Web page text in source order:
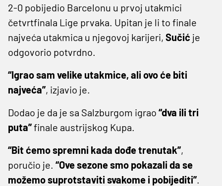
2-0 pobijedio Barcelonu u prvoj utakmici
četvrtfinala Lige prvaka. Upitan je li to finale
najveća utakmica u njegovoj karijeri, Sučić je
odgovorio potvrdno.
“Igrao sam velike utakmice, ali ovo će biti
najveća”, izjavio je.
Dodao je da je sa Salzburgom igrao “dva ili tri
puta”finale austrijskog Kupa.
“Bit ćemo spremni kada dođe trenutak”,
poručio je. “Ove sezone smo pokazali da se
možemo suprotstaviti svakome i pobijediti”.